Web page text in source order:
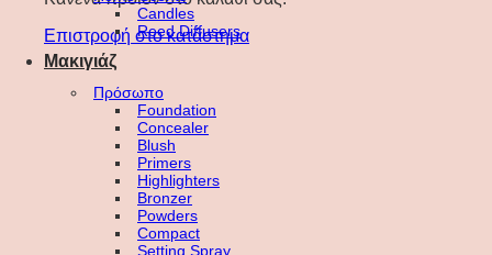
Επιστροφή στο κατάστημα
Candles
Reed Diffusers
Μακιγιάζ
Πρόσωπο
Foundation
Concealer
Blush
Primers
Highlighters
Bronzer
Powders
Compact
Setting Spray